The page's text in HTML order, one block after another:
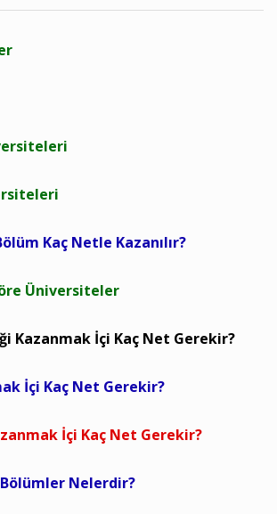
Kaç Netle Kazanılır?
Üniversiteler
Kazanmak İçi Kaç Net Gerekir?
İçi Kaç Net Gerekir?
İçi Kaç Net Gerekir?
Bölümler Nelerdir?